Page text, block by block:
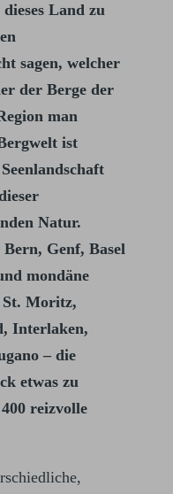
Land zu
sagen, welcher
der Berge der
man
ist
Natur.
Genf, Basel
mondäne
Moritz,
Interlaken,
– die
etwas zu
reizvolle